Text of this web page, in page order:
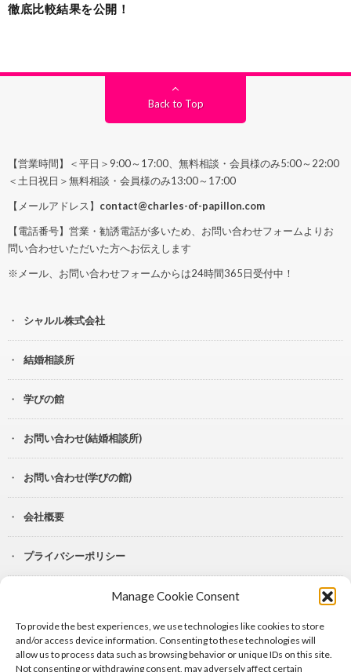
Manage Cookie Consent
To provide the best experiences, we use technologies like cookies to store
and/or access device information. Consenting to these technologies will
allow us to process data such as browsing behavior or unique IDs on this site.
Not consenting or withdrawing consent, may adversely affect certain
徹底比較結果を公開！
Back to Top
【営業時間】＜平日＞9:00～17:00、無料相談・会員様のみ5:00～22:00
＜土日祝日＞無料相談・会員様のみ13:00～17:00
【メールアドレス】 contact@charles-of-papillon.com
【電話番号】営業・勧誘電話が多いため、お問い合わせフォームよりお
問い合わせいただいた方へお伝えします
※メール、お問い合わせフォームからは24時間365日受付中！
シャルル株式会社
結婚相談所
学びの館
お問い合わせ(結婚相談所)
お問い合わせ(学びの館)
会社概要
プライバシーポリシー
Lit.Link